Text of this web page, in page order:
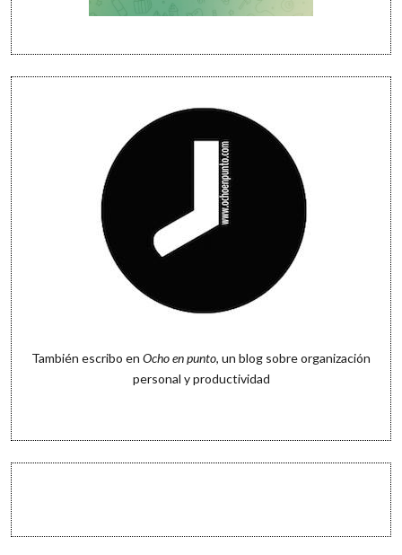
También escribo en Ocho en punto, un blog sobre organización
personal y productividad